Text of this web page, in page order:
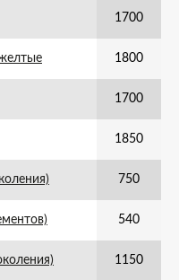
1700
1800
1700
1850
750
540
1150